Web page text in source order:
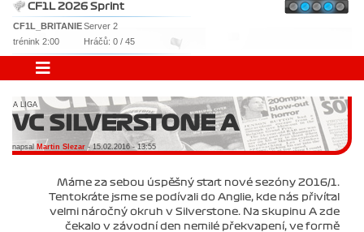
CF1L 2026 Sprint
CF1L_BRITANIEServer 2
trénink 2:00
Hráčů: 0 / 45
A LIGA
VC SILVERSTONE A
napsal Martin Slezar - 15.02.2016 - 13:55
Máme za sebou úspěšný start nové sezóny 2016/1.
Tentokráte jsme se podívali do Anglie, kde nás přivítal
velmi náročný okruh v Silverstone. Na skupinu A zde
čekalo v závodní den nemilé překvapení, ve formě